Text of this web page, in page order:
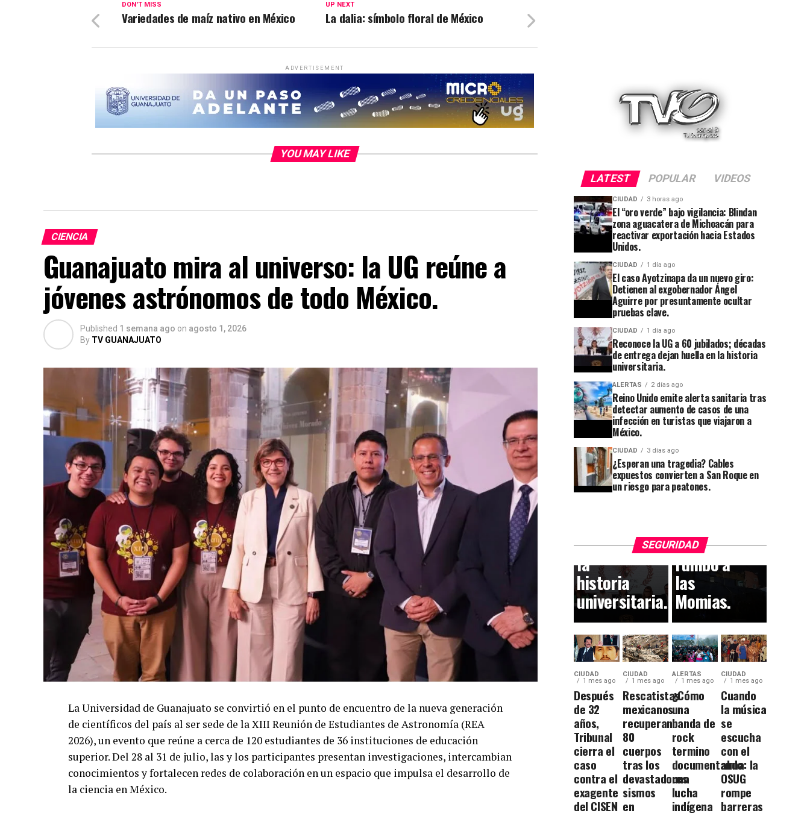
UP NEXT
La dalia: símbolo floral de México
DON'T MISS
Variedades de maíz nativo en México
ADVERTISEMENT
YOU MAY LIKE
CIENCIA
Guanajuato mira al universo: la UG reúne a
jóvenes astrónomos de todo México.
Published 1 semana ago on agosto 1, 2026
By TV GUANAJUATO
La Universidad de Guanajuato se convirtió en el punto de encuentro de la nueva generación
de científicos del país al ser sede de la XIII Reunión de Estudiantes de Astronomía (REA
2026), un evento que reúne a cerca de 120 estudiantes de 36 instituciones de educación
superior. Del 28 al 31 de julio, las y los participantes presentan investigaciones, intercambian
conocimientos y fortalecen redes de colaboración en un espacio que impulsa el desarrollo de
la ciencia en México.
LATEST POPULAR VIDEOS
CIUDAD 3 horas ago
El “oro verde” bajo vigilancia: Blindan
zona aguacatera de Michoacán para
reactivar exportación hacia Estados
Unidos.
CIUDAD 1 día ago
El caso Ayotzinapa da un nuevo giro:
Detienen al exgobernador Ángel
Aguirre por presuntamente ocultar
pruebas clave.
CIUDAD 1 día ago
Reconoce la UG a 60 jubilados; décadas
de entrega dejan huella en la historia
universitaria.
ALERTAS 2 días ago
Reino Unido emite alerta sanitaria tras
detectar aumento de casos de una
infección en turistas que viajaron a
México.
CIUDAD 3 días ago
¿Esperan una tragedia? Cables
expuestos convierten a San Roque en
un riesgo para peatones.
SEGURIDAD
Reconoce
la UG a
60
jubilados;
décadas
de
huella en
la
historia
universitaria.
CIUDAD 1 semana ago
Guanajuato
se
apaga:
denuncian
abandono
en
Cuesta
callejón
rumbo a
las
Momias.
CIUDAD
1 mes ago
Después
de 32
años,
Tribunal
cierra el
caso
contra el
exagente
del CISEN
CIUDAD
1 mes ago
Rescatistas
mexicanos
recuperan
80
cuerpos
tras los
devastadores
sismos
en
ALERTAS
1 mes ago
¿Cómo
una
banda de
rock
termino
documentando
una
lucha
indígena
CIUDAD
1 mes ago
Cuando
la música
se
escucha
con el
alma: la
OSUG
rompe
barreras